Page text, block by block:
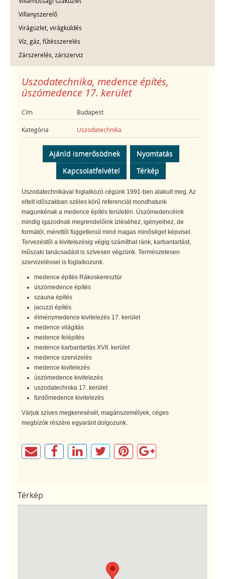
Villanyszerelő
Virágüzlet, virágküldés
Víz, gáz, fűtésszerelés
Zárszerelés, zárszerviz
Uszodatechnika, medence építés,
úszómedence 17. kerület
Cím Budapest
Kategória Uszodatechnika
Ajánld ismerősödnek
Nyomtatás
Kapcsolatfelvétel
Térkép
Uszodatechnikával foglalkozó cégünk 1991-ben alakult meg. Az
eltelt időszakban széles körű referenciát mondhatunk
magunkénak a medence építés területén. Úszómedencéink
mindig igazodnak megrendelőink ízléséhez, igényeihez, de
formától, mérettől függetlenül mind magas minőséget képvisel.
Tervezéstől a kivitelezésig végig számíthat ránk, karbantartást,
műszaki tanácsadást is szívesen végzünk. Természetesen
szervizeléssel is foglalkozunk.
medence építés Rákoskeresztúr
úszómedence építés
szauna építés
jacuzzi építés
élménymedence kivitelezés 17. kerület
medence világítás
medence felépítés
medence karbantartás XVII. kerület
medence szervizelés
medence kivitelezés
úszómedence kivitelezés
uszodatechnika 17. kerület
fürdőmedence kivitelezés
Várjuk szíves megkeresését, magánszemélyek, céges
megbízók részére egyaránt dolgozunk.
Térkép